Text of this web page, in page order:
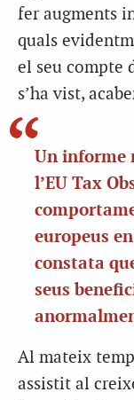
fer augments
quals
el seu compte
s’ha vist,
Un informe
l’EU Tax
europeus
constata
seus
Al mateix
assistit al